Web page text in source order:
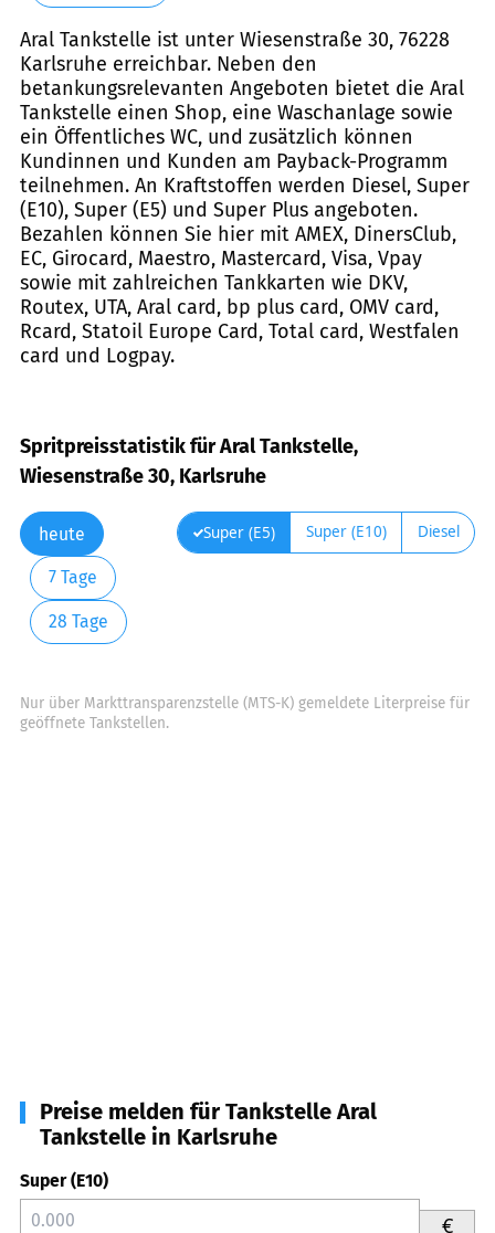
Aral Tankstelle ist unter Wiesenstraße 30, 76228
Karlsruhe erreichbar. Neben den
betankungsrelevanten Angeboten bietet die Aral
Tankstelle einen Shop, eine Waschanlage sowie
ein Öffentliches WC, und zusätzlich können
Kundinnen und Kunden am Payback-Programm
teilnehmen. An Kraftstoffen werden Diesel, Super
(E10), Super (E5) und Super Plus angeboten.
Bezahlen können Sie hier mit AMEX, DinersClub,
EC, Girocard, Maestro, Mastercard, Visa, Vpay
sowie mit zahlreichen Tankkarten wie DKV,
Routex, UTA, Aral card, bp plus card, OMV card,
Rcard, Statoil Europe Card, Total card, Westfalen
card und Logpay.
Spritpreisstatistik für Aral Tankstelle,
Wiesenstraße 30, Karlsruhe
heute
7 Tage
28 Tage
Super (E5) Super (E10) Diesel
Nur über Markttransparenzstelle (MTS-K) gemeldete Literpreise für
geöffnete Tankstellen.
Preise melden für Tankstelle Aral
Tankstelle in Karlsruhe
Super (E10)
€